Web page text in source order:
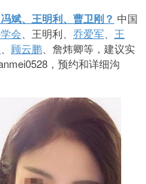
斌、王明利、曹卫刚？ 中国
会 、王明利、 乔爱军
王
顾云鹏 、詹炜卿等，建议实
，预约和详细沟